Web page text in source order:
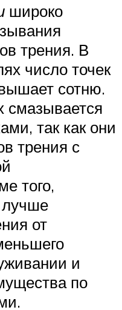
широко
трения. В
число точек
сотню.
смазывается
так как они
трения с
того,
лучше
от
и
по